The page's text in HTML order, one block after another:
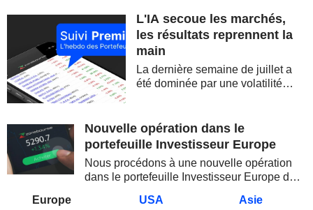
L'IA secoue les marchés,
les résultats reprennent la
main
La dernière semaine de juillet a
été dominée par une volatilité
semi-conducteurs. Les
inquiétudes sur la soutenabilité
Nouvelle opération dans le
portefeuille Investisseur Europe
Nous procédons à une nouvelle opération
dans le portefeuille Investisseur Europe de
Europe USA Asie